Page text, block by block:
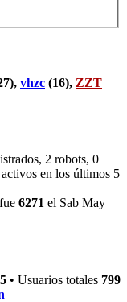
vhzc (16), ZZT
2 robots, 0
en los últimos 5
6271 el Sab May
• Usuarios totales 799